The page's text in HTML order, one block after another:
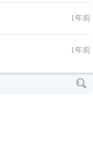
1年前
1年前